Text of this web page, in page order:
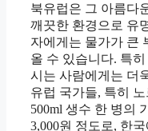
북유럽은 그 아름다
깨끗한 환경으로 유
자에게는 물가가 큰
올 수 있습니다. 특
시는 사람에게는 더
유럽 국가들, 특히
500ml 생수 한 병의
3,000원 정도로, 한